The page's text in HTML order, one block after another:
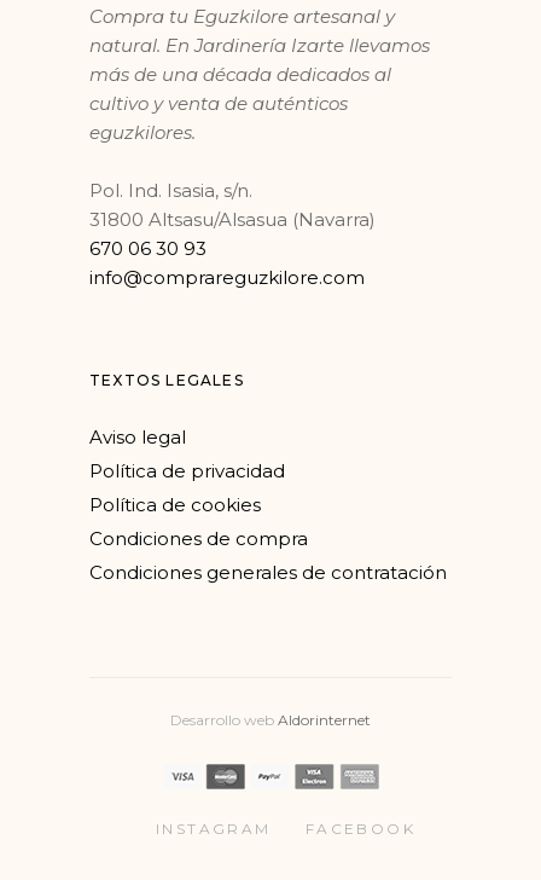
Compra tu Eguzkilore artesanal y
natural. En Jardinería Izarte llevamos
más de una década dedicados al
cultivo y venta de auténticos
eguzkilores.
Pol. Ind. Isasia, s/n.
31800 Altsasu/Alsasua (Navarra)
670 06 30 93
info@comprareguzkilore.com
TEXTOS LEGALES
Aviso legal
Política de privacidad
Política de cookies
Condiciones de compra
Condiciones generales de contratación
Desarrollo web Aldorinternet
INSTAGRAM FACEBOOK